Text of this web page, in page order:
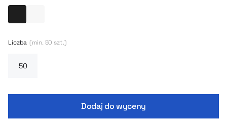
komforcie użytkowania, łączy solidną budowę ze stali
nierdzewnej z ergonomiczną konstrukcją, dzięki czemu jest
wpływa na smak napoju — więc kawa, herbata czy napój
Liczba (min. 50 szt.)
Dodaj do wyceny